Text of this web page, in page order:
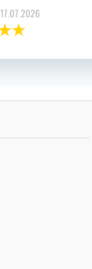
17.07.2026